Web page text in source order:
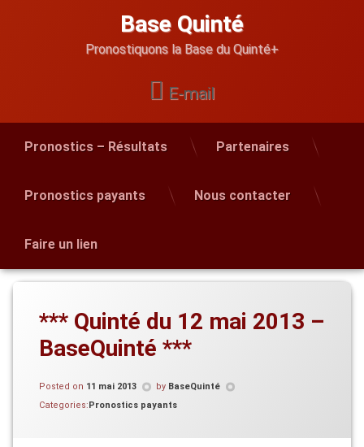
Base Quinté
Pronostiquons la Base du Quinté+
E-mail
Pronostics – Résultats Partenaires
Pronostics payants Nous contacter
Faire un lien
*** Quinté du 12 mai 2013 –
BaseQuinté ***
Posted on 11 mai 2013 by BaseQuinté
Categories:Pronostics payants